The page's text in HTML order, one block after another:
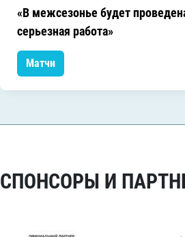
«В межсезонье будет
серьезная работа»
Матчи
СПОНСОРЫ И